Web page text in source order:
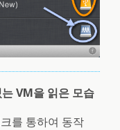
VM을 읽은 모습
를 통하여 동작